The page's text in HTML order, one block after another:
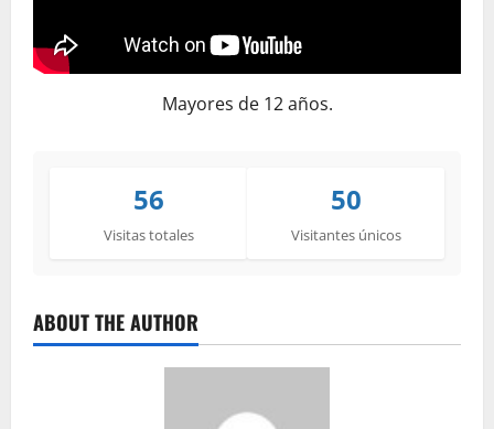
Mayores de 12 años.
56
Visitas totales
50
Visitantes únicos
ABOUT THE AUTHOR